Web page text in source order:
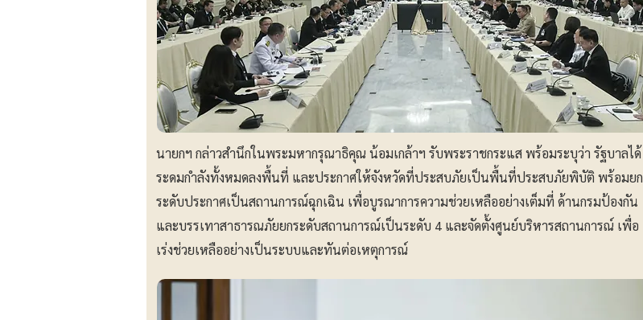
นายกฯ กล่าวสำนึกในพระมหากรุณาธิคุณ น้อมเกล้าฯ รับพระราชกระแส พร้อมระบุว่า รัฐบาลได้
ระดมกำลังทั้งหมดลงพื้นที่ และประกาศให้จังหวัดที่ประสบภัยเป็นพื้นที่ประสบภัยพิบัติ พร้อมยก
ระดับประกาศเป็นสถานการณ์ฉุกเฉิน เพื่อบูรณาการความช่วยเหลืออย่างเต็มที่ ด้านกรมป้องกัน
และบรรเทาสาธารณภัยยกระดับสถานการณ์เป็นระดับ 4 และจัดตั้งศูนย์บริหารสถานการณ์ เพื่อ
เร่งช่วยเหลืออย่างเป็นระบบและทันต่อเหตุการณ์